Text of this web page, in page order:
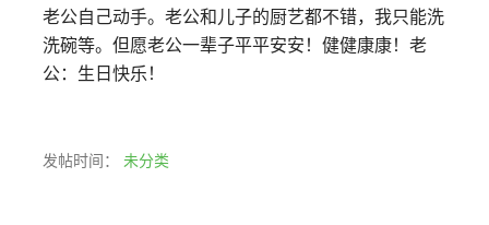
老公自己动手。老公和儿子的厨艺都不错，我只能洗
洗碗等。但愿老公一辈子平平安安！健健康康！老
公：生日快乐！
发帖时间： 未分类